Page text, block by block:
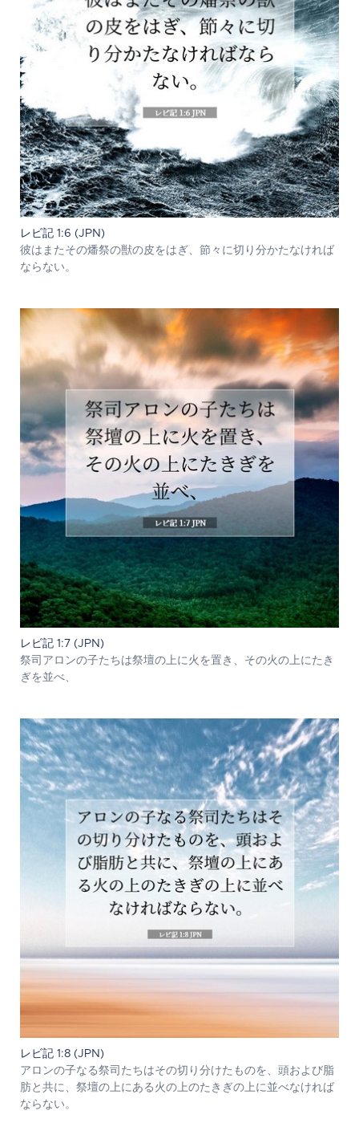
レビ記 1:6 (JPN)
彼はまたその燔祭の獣の皮をはぎ、節々に切り分かたなければ
ならない。
レビ記 1:7 (JPN)
祭司アロンの子たちは祭壇の上に火を置き、その火の上にたき
ぎを並べ、
レビ記 1:8 (JPN)
アロンの子なる祭司たちはその切り分けたものを、頭および脂
肪と共に、祭壇の上にある火の上のたきぎの上に並べなければ
ならない。